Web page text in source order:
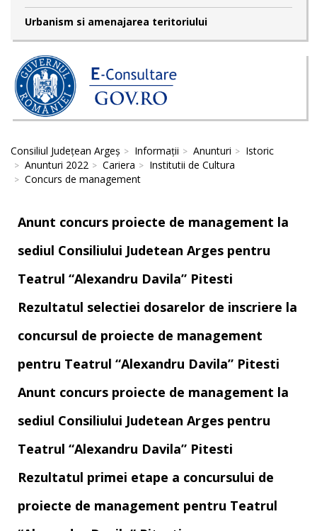
Urbanism si amenajarea teritoriului
Consiliul Județean Argeș Informații Anunturi
Istoric
Anunturi 2022
Cariera
Institutii de Cultura
Concurs de management
Anunt concurs proiecte de management la
sediul Consiliului Judetean Arges pentru
Teatrul “Alexandru Davila” Pitesti
Rezultatul selectiei dosarelor de inscriere la
concursul de proiecte de management
pentru Teatrul “Alexandru Davila” Pitesti
Anunt concurs proiecte de management la
sediul Consiliului Judetean Arges pentru
Teatrul “Alexandru Davila” Pitesti
Rezultatul primei etape a concursului de
proiecte de management pentru Teatrul